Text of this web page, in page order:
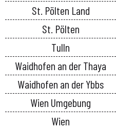
St. Pölten Land
St. Pölten
Tulln
Waidhofen an der Thaya
Waidhofen an der Ybbs
Wien Umgebung
Wien